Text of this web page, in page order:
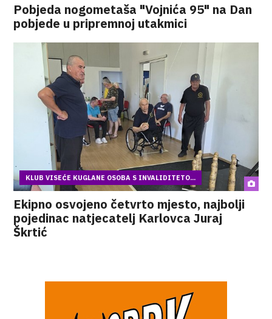
Pobjeda nogometaša "Vojnića 95" na Dan
pobjede u pripremnoj utakmici
KLUB VISEĆE KUGLANE OSOBA S INVALIDITETO...
Ekipno osvojeno četvrto mjesto, najbolji
pojedinac natjecatelj Karlovca Juraj
Škrtić